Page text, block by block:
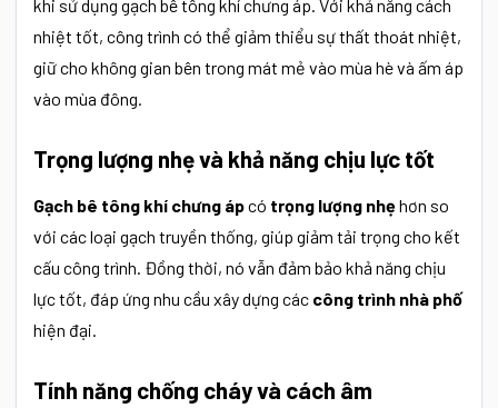
khi sử dụng gạch bê tông khí chưng áp. Với khả năng cách
nhiệt tốt, công trình có thể giảm thiểu sự thất thoát nhiệt,
giữ cho không gian bên trong mát mẻ vào mùa hè và ấm áp
vào mùa đông.
Trọng lượng nhẹ và khả năng chịu lực tốt
Gạch bê tông khí chưng ápcó trọng lượng nhẹhơn so
với các loại gạch truyền thống, giúp giảm tải trọng cho kết
cấu công trình. Đồng thời, nó vẫn đảm bảo khả năng chịu
lực tốt, đáp ứng nhu cầu xây dựng các công trình nhà phố
hiện đại.
Tính năng chống cháy và cách âm